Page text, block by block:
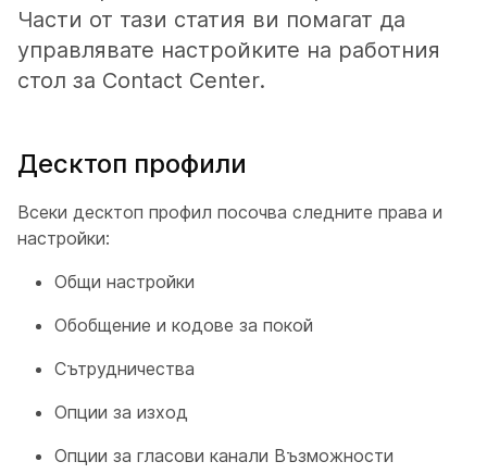
Части от тази статия ви помагат да
управлявате настройките на работния
стол за Contact Center.
Десктоп профили
Всеки десктоп профил посочва следните права и
настройки:
Общи настройки
Обобщение и кодове за покой
Сътрудничества
Опции за изход
Опции за гласови канали Възможности